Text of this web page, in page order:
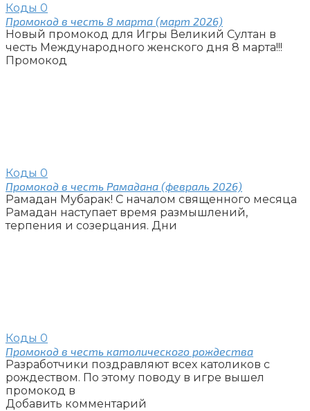
Коды 0
Промокод в честь 8 марта (март 2026)
Новый промокод для Игры Великий Султан в
честь Международного женского дня 8 марта!!!
Промокод
Коды 0
Промокод в честь Рамадана (февраль 2026)
Рамадан Мубарак! С началом священного месяца
Рамадан наступает время размышлений,
терпения и созерцания. Дни
Коды 0
Промокод в честь католического рождества
Разработчики поздравляют всех католиков с
рождеством. По этому поводу в игре вышел
промокод в
Добавить комментарий